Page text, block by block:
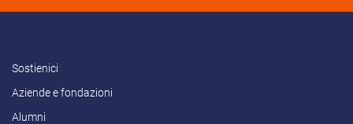
Sostienici
Aziende e fondazioni
Alumni